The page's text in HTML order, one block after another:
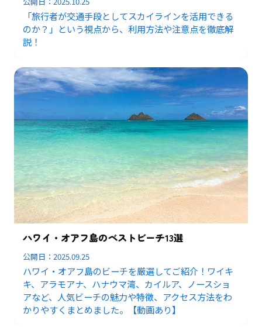
「旅行者が交通手段としてスカイラインを活用できる
のか？」という視点から、利用方法や注意点を徹底解
説！
ハワイ・オアフ島のベストビーチ13選
公開日：2025.09.25
ハワイ・オアフ島のビーチを厳選してご紹介！ワイキ
キ、アラモアナ、ハナウマ湾、カイルア、ノースショ
アなど、人気ビーチの魅力や特徴、アクセス方法をわ
かりやすくまとめました。【動画あり】